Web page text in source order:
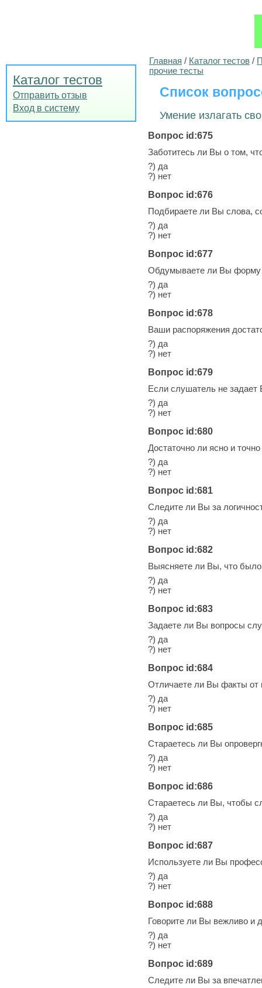
Каталог тестов
Отправить отзыв
Вход в систему
Главная / Каталог тестов /
прочие тесты
Список
Умение излагать
Вопрос id:675
Заботитесь ли Вы о том,
?) да
?) нет
Вопрос id:676
Подбираете ли Вы слова,
?) да
?) нет
Вопрос id:677
Обдумываете ли Вы форму
?) да
?) нет
Вопрос id:678
Ваши распоряжения
?) да
?) нет
Вопрос id:679
Если слушатель не задает
?) да
?) нет
Вопрос id:680
Достаточно ли ясно и
?) да
?) нет
Вопрос id:681
Следите ли Вы за
?) да
?) нет
Вопрос id:682
Выясняете ли Вы, что
?) да
?) нет
Вопрос id:683
Задаете ли Вы вопросы
?) да
?) нет
Вопрос id:684
Отличаете ли Вы факты от
?) да
?) нет
Вопрос id:685
Стараетесь ли Вы
?) да
?) нет
Вопрос id:686
Стараетесь ли Вы, чтобы
?) да
?) нет
Вопрос id:687
Используете ли Вы
?) да
?) нет
Вопрос id:688
Говорите ли Вы вежливо и
?) да
?) нет
Вопрос id:689
Следите ли Вы за